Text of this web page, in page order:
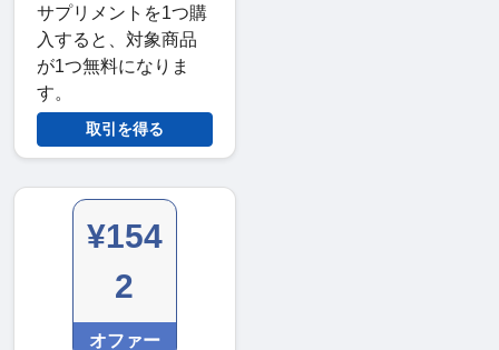
サプリメントを1つ購
入すると、対象商品
が1つ無料になりま
す。
取引を得る
¥154
2
オファー